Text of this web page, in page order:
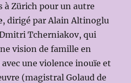
à Zürich pour un autre
, dirigé par Alain Altinoglu
Tcherniakov, qui
vision de famille en
une violence inouïe et
(magistral Golaud de